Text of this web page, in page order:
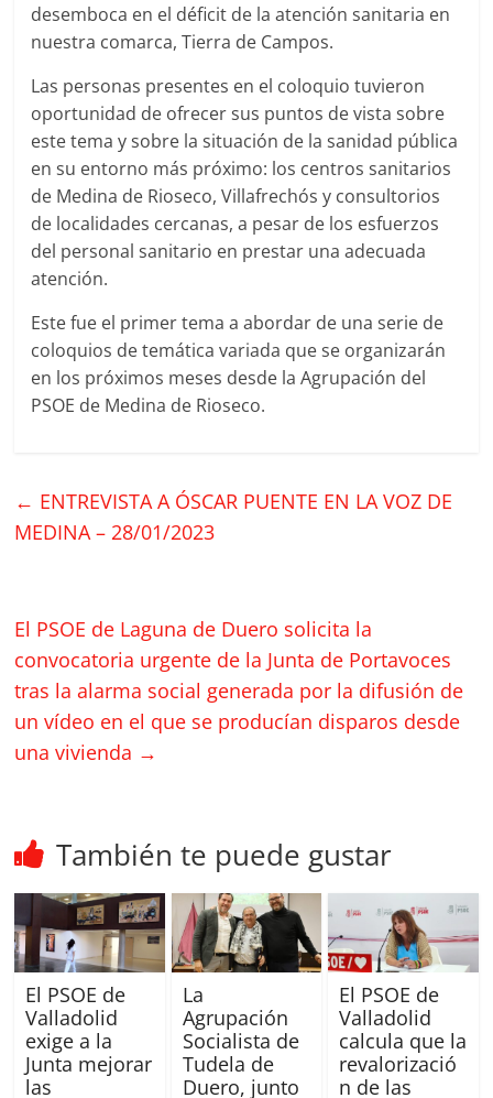
desemboca en el déficit de la atención sanitaria en
nuestra comarca, Tierra de Campos.
Las personas presentes en el coloquio tuvieron
oportunidad de ofrecer sus puntos de vista sobre
este tema y sobre la situación de la sanidad pública
en su entorno más próximo: los centros sanitarios
de Medina de Rioseco, Villafrechós y consultorios
de localidades cercanas, a pesar de los esfuerzos
del personal sanitario en prestar una adecuada
atención.
Este fue el primer tema a abordar de una serie de
coloquios de temática variada que se organizarán
en los próximos meses desde la Agrupación del
PSOE de Medina de Rioseco.
← ENTREVISTA A ÓSCAR PUENTE EN LA VOZ DE
MEDINA – 28/01/2023
El PSOE de Laguna de Duero solicita la
convocatoria urgente de la Junta de Portavoces
tras la alarma social generada por la difusión de
un vídeo en el que se producían disparos desde
una vivienda →
También te puede gustar
El PSOE de
Valladolid
exige a la
Junta mejorar
las
La
Agrupación
Socialista de
Tudela de
Duero, junto
El PSOE de
Valladolid
calcula que la
revalorizació
n de las